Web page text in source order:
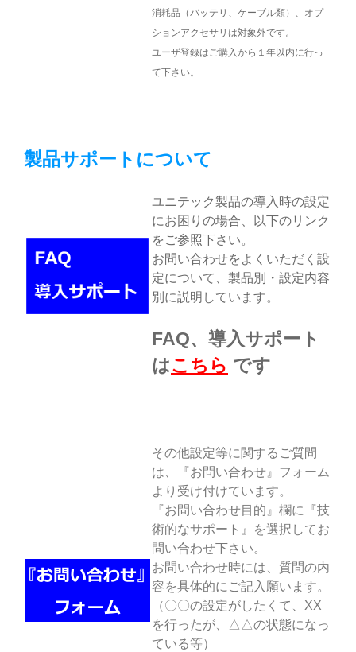
消耗品（バッテリ、ケーブル類）、オプ
ションアクセサリは対象外です。
ユーザ登録はご購入から１年以内に行っ
て下さい。
製品サポートについて
ユニテック製品の導入時の設定
にお困りの場合、以下のリンク
をご参照下さい。
お問い合わせをよくいただく設
定について、製品別・設定内容
別に説明しています。
FAQ、導入サポート
はこちら です
その他設定等に関するご質問
は、『お問い合わせ』フォーム
より受け付けています。
『お問い合わせ目的』欄に『技
術的なサポート』を選択してお
問い合わせ下さい。
お問い合わせ時には、質問の内
容を具体的にご記入願います。
（〇〇の設定がしたくて、XX
を行ったが、△△の状態になっ
ている等）